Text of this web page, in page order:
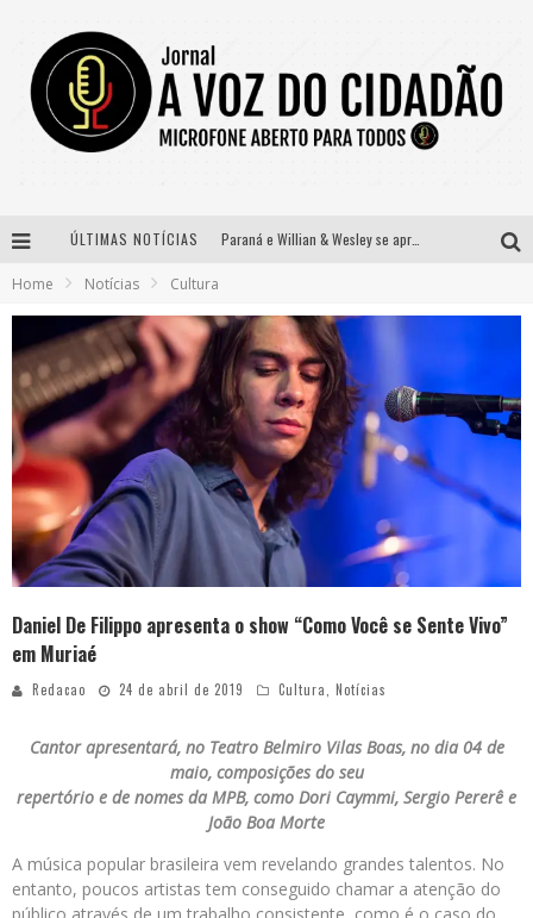
ÚLTIMAS NOTÍCIAS Paraná e Willian & Wesley se apresentam no Carretão Trevo Contagem nesta sexta-feira
Definidas as 12 finalistas do concurso Rainha do Pedro Leopoldo Rodeio Show 2026
Home Notícias Cultura
Daniel De Filippo apresenta o show “Como Você se Sente Vivo”
em Muriaé
Redacao 24 de abril de 2019 Cultura, Notícias
Cantor apresentará, no Teatro Belmiro Vilas Boas, no dia 04 de
maio, composições do seu
repertório e de nomes da MPB, como Dori Caymmi, Sergio Pererê e
João Boa Morte
A música popular brasileira vem revelando grandes talentos. No
entanto, poucos artistas tem conseguido chamar a atenção do